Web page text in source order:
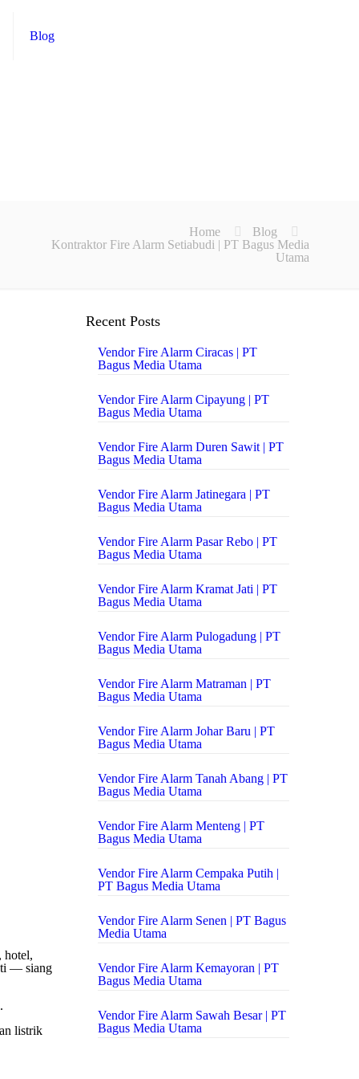
Blog
Home
Blog
Kontraktor Fire Alarm Setiabudi | PT Bagus Media
Utama
hotel,
— siang
listrik
Recent Posts
Vendor Fire Alarm Ciracas | PT
Bagus Media Utama
Vendor Fire Alarm Cipayung | PT
Bagus Media Utama
Vendor Fire Alarm Duren Sawit | PT
Bagus Media Utama
Vendor Fire Alarm Jatinegara | PT
Bagus Media Utama
Vendor Fire Alarm Pasar Rebo | PT
Bagus Media Utama
Vendor Fire Alarm Kramat Jati | PT
Bagus Media Utama
Vendor Fire Alarm Pulogadung | PT
Bagus Media Utama
Vendor Fire Alarm Matraman | PT
Bagus Media Utama
Vendor Fire Alarm Johar Baru | PT
Bagus Media Utama
Vendor Fire Alarm Tanah Abang | PT
Bagus Media Utama
Vendor Fire Alarm Menteng | PT
Bagus Media Utama
Vendor Fire Alarm Cempaka Putih |
PT Bagus Media Utama
Vendor Fire Alarm Senen | PT Bagus
Media Utama
Vendor Fire Alarm Kemayoran | PT
Bagus Media Utama
Vendor Fire Alarm Sawah Besar | PT
Bagus Media Utama